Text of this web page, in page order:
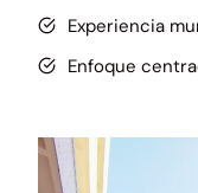
Experiencia
Enfoque